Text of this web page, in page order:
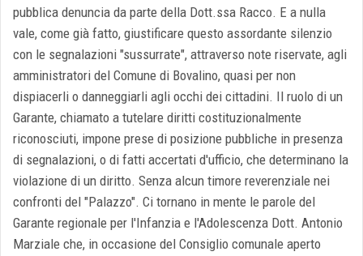
pubblica denuncia da parte della Dott.ssa Racco. E a nulla
vale, come già fatto, giustificare questo assordante silenzio
con le segnalazioni "sussurrate", attraverso note riservate, agli
amministratori del Comune di Bovalino, quasi per non
dispiacerli o danneggiarli agli occhi dei cittadini. Il ruolo di un
Garante, chiamato a tutelare diritti costituzionalmente
riconosciuti, impone prese di posizione pubbliche in presenza
di segnalazioni, o di fatti accertati d'ufficio, che determinano la
violazione di un diritto. Senza alcun timore reverenziale nei
confronti del "Palazzo". Ci tornano in mente le parole del
Garante regionale per l'Infanzia e l'Adolescenza Dott. Antonio
Marziale che, in occasione del Consiglio comunale aperto